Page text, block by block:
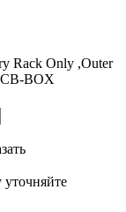
Rack Only ,Outer
BOX